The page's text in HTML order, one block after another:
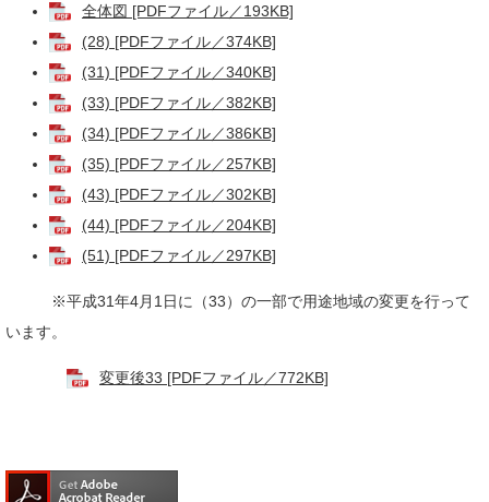
全体図 [PDFファイル／193KB]
(28) [PDFファイル／374KB]
(31) [PDFファイル／340KB]
(33) [PDFファイル／382KB]
(34) [PDFファイル／386KB]
(35) [PDFファイル／257KB]
(43) [PDFファイル／302KB]
(44) [PDFファイル／204KB]
(51) [PDFファイル／297KB]
※平成31年4月1日に（33）の一部で用途地域の変更を行って
います。
変更後33 [PDFファイル／772KB]